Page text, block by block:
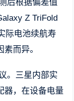
后根据偏差值
Z TriFold
际电池续航寿
而异。
。三星内部实
器，在设备电量